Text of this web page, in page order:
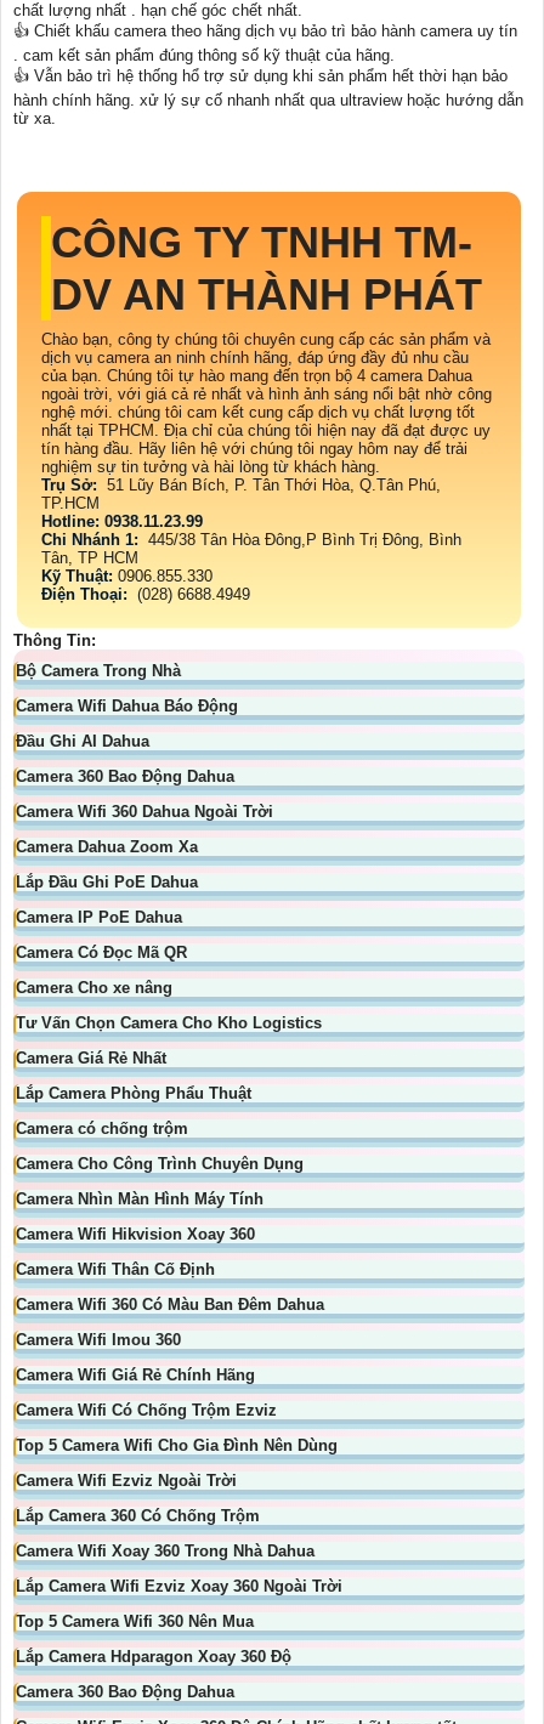
chất lượng nhất . hạn chế góc chết nhất.
👍 Chiết khấu camera theo hãng dịch vụ bảo trì bảo hành camera uy tín
. cam kết sản phẩm đúng thông số kỹ thuật của hãng.
👍 Vẫn bảo trì hệ thống hổ trợ sử dụng khi sản phẩm hết thời hạn bảo
hành chính hãng. xử lý sự cố nhanh nhất qua ultraview hoặc hướng dẫn
từ xa.
CÔNG TY TNHH TM-
DV AN THÀNH PHÁT
Chào bạn, công ty chúng tôi chuyên cung cấp các sản phẩm và
dịch vụ camera an ninh chính hãng, đáp ứng đầy đủ nhu cầu
của bạn. Chúng tôi tự hào mang đến trọn bộ 4 camera Dahua
ngoài trời, với giá cả rẻ nhất và hình ảnh sáng nổi bật nhờ công
nghệ mới. chúng tôi cam kết cung cấp dịch vụ chất lượng tốt
nhất tại TPHCM. Địa chỉ của chúng tôi hiện nay đã đạt được uy
tín hàng đầu. Hãy liên hệ với chúng tôi ngay hôm nay để trải
nghiệm sự tin tưởng và hài lòng từ khách hàng.
Trụ Sở: 51 Lũy Bán Bích, P. Tân Thới Hòa, Q.Tân Phú,
TP.HCM
Hotline: 0938.11.23.99
Chi Nhánh 1: 445/38 Tân Hòa Đông,P Bình Trị Đông, Bình
Tân, TP HCM
Kỹ Thuật: 0906.855.330
Điện Thoại: (028) 6688.4949
Thông Tin:
Bộ Camera Trong Nhà
Camera Wifi Dahua Báo Động
Đầu Ghi AI Dahua
Camera 360 Bao Động Dahua
Camera Wifi 360 Dahua Ngoài Trời
Camera Dahua Zoom Xa
Lắp Đầu Ghi PoE Dahua
Camera IP PoE Dahua
Camera Có Đọc Mã QR
Camera Cho xe nâng
Tư Vấn Chọn Camera Cho Kho Logistics
Camera Giá Rẻ Nhất
Lắp Camera Phòng Phẩu Thuật
Camera có chống trộm
Camera Cho Công Trình Chuyên Dụng
Camera Nhìn Màn Hình Máy Tính
Camera Wifi Hikvision Xoay 360
Camera Wifi Thân Cố Định
Camera Wifi 360 Có Màu Ban Đêm Dahua
Camera Wifi Imou 360
Camera Wifi Giá Rẻ Chính Hãng
Camera Wifi Có Chống Trộm Ezviz
Top 5 Camera Wifi Cho Gia Đình Nên Dùng
Camera Wifi Ezviz Ngoài Trời
Lắp Camera 360 Có Chống Trộm
Camera Wifi Xoay 360 Trong Nhà Dahua
Lắp Camera Wifi Ezviz Xoay 360 Ngoài Trời
Top 5 Camera Wifi 360 Nên Mua
Lắp Camera Hdparagon Xoay 360 Độ
Camera 360 Bao Động Dahua